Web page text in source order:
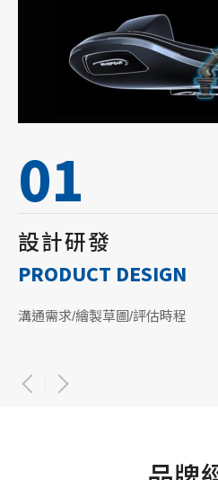
01
設計研發
PRODUCT DESIGN
溝通需求/繪製草圖/評估時程
02
測試實驗
TEST AND VALIDATION
以振動測試、鹽霧實驗儀、UV測
03
實路測試
REAL WORLD TESTING
為了測試產品的穩定性，我們會
04
高度垂直整合 / 自動化生產線，
工、塗裝、組裝測試
05
AI機器人焊接機 / 多頭焊機 / 雷射
06
採用德國瓦格納Wagner噴塗系統
07
從產品組裝到包裝裝配線共有35
08
自動化倉庫(成品倉、零件倉等) /